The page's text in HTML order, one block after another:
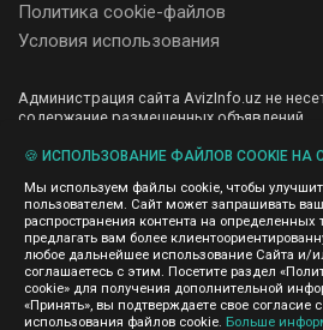
Политика cookie-файлов
Условия использования
Администрация сайта AvizInfo.uz не
содержание размещенных объявлений.
передаем и не продаем личную
правила конфиденциальности сайтов
AvizInfo.uz. На некоторых страницах
реклама Google Adsense Advertising
подробней о правилах
🍪 ИСПОЛЬЗОВАНИЕ ФАЙЛОВ COOKIE НА
Мы используем файлы cookie, чтобы
пользователем. Сайт может запрашивать
распространения контента на определенных
предлагать вам более
любое дальнейшее использование Сайта и/
соглашаетесь с этим. Посетите раздел
cookie» для получения дополнительной
«Принять», вы подтверждаете свое согласие
использования файлов cookie. Больше